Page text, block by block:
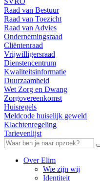
Raad van Bestuur
Raad van Toezicht
Raad van Advies
Ondernemingsraad
Cliëntenraad
Vrijwilligersraad
Dienstencentrum
Kwaliteitsinformatie
Duurzaamheid
Wet Zorg en Dwang
Zorgovereenkomst
Huisregels
Meldcode huiselijk geweld
Klachtenregeling
Tarievenlijst
Over Elim
Wie zijn wij
Identiteit